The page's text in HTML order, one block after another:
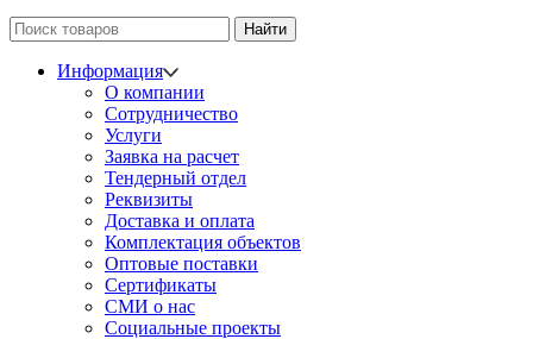
Найти
Информация
О компании
Сотрудничество
Услуги
Заявка на расчет
Тендерный отдел
Реквизиты
Доставка и оплата
Комплектация объектов
Оптовые поставки
Сертификаты
СМИ о нас
Социальные проекты